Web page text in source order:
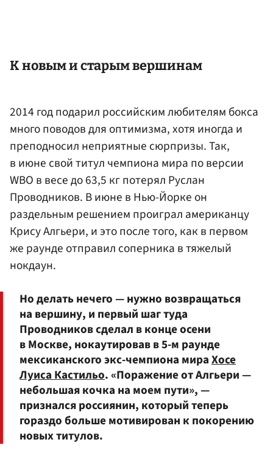
К новым и старым вершинам
2014 год подарил российским любителям бокса
много поводов для оптимизма, хотя иногда и
преподносил неприятные сюрпризы. Так,
в июне свой титул чемпиона мира по версии
WBO в весе до 63,5 кг потерял Руслан
Проводников. В июне в Нью-Йорке он
раздельным решением проиграл американцу
Крису Алгьери, и это после того, как в первом
же раунде отправил соперника в тяжелый
нокдаун.
Но делать нечего — нужно возвращаться
на вершину, и первый шаг туда
Проводников сделал в конце осени
в Москве, нокаутировав в 5-м раунде
мексиканского экс-чемпиона мираХосе
Луиса Кастильо. «Поражение от Алгьери —
небольшая кочка на моем пути», —
признался россиянин, который теперь
гораздо больше мотивирован к покорению
новых титулов.